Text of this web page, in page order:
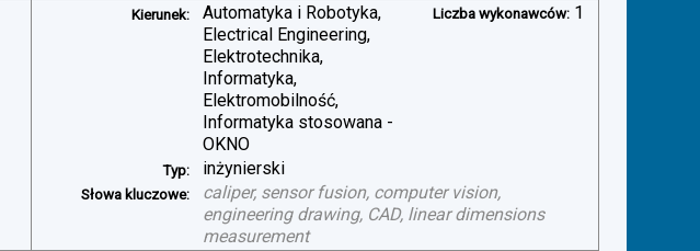
Kierunek:
Automatyka i Robotyka,
Electrical Engineering,
Elektrotechnika,
Informatyka,
Elektromobilność,
Informatyka stosowana -
OKNO
Liczba wykonawców: 1
Typ: inżynierski
Słowa kluczowe:
caliper, sensor fusion, computer vision,
engineering drawing, CAD, linear dimensions
measurement